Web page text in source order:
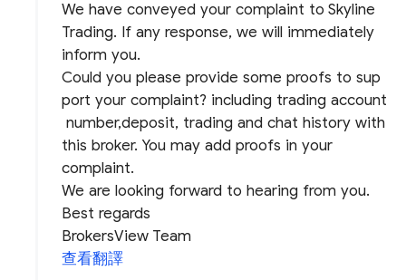
We have conveyed your complaint to Skyline
Trading. If any response, we will immediately
inform you.
Could you please provide some proofs to sup
port your complaint? including trading account
number,deposit, trading and chat history with
this broker. You may add proofs in your
complaint.
We are looking forward to hearing from you.
Best regards
BrokersView Team
查看翻譯